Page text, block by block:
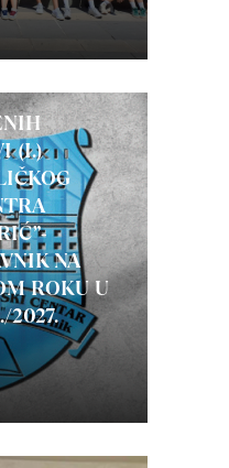
(I.)
NA
ROKU U
2027.